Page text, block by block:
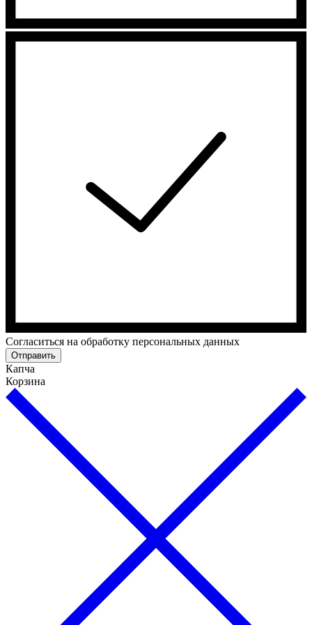
Cогласиться на обработку персональных данных
Отправить
Капча
Корзина